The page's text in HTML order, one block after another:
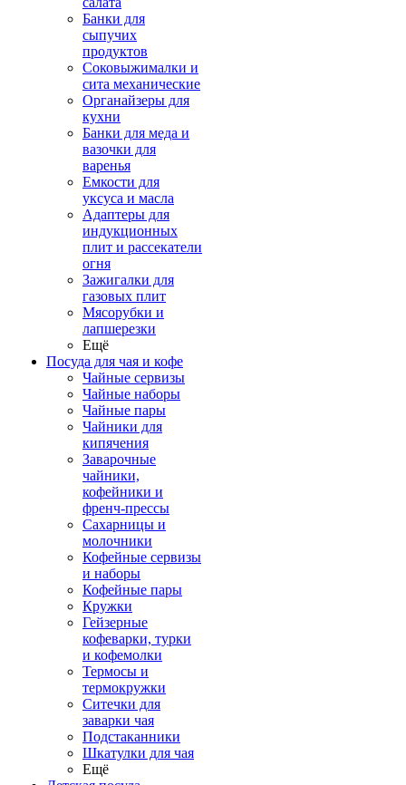
Банки для
сыпучих
продуктов
Соковыжималки и
сита механические
Органайзеры для
кухни
Банки для меда и
вазочки для
варенья
Емкости для
уксуса и масла
Адаптеры для
индукционных
плит и рассекатели
огня
Зажигалки для
газовых плит
Мясорубки и
лапшерезки
Ещё
Посуда для чая и кофе
Чайные сервизы
Чайные наборы
Чайные пары
Чайники для
кипячения
Заварочные
чайники,
кофейники и
френч-прессы
Сахарницы и
молочники
Кофейные сервизы
и наборы
Кофейные пары
Кружки
Гейзерные
кофеварки, турки
и кофемолки
Термосы и
термокружки
Ситечки для
заварки чая
Подстаканники
Шкатулки для чая
Ещё